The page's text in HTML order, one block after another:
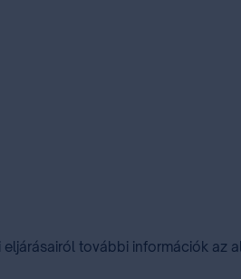
további információk az